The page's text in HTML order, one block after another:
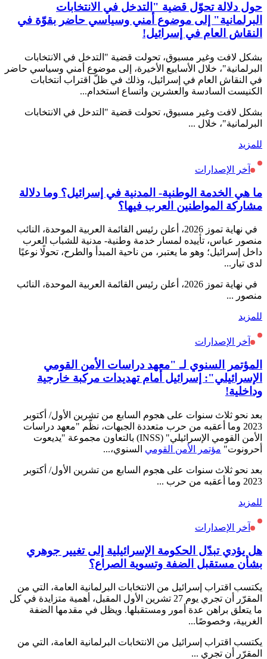
حول دلالة تحوّل قضية "التدخل في الانتخابات
البرلمانية" إلى موضوع أمني وسياسي حاضر بقوّة في
النقاش العام في إسرائيل!
بشكل لافت وغير مسبوق، تحولت قضية "التدخل في الانتخابات
البرلمانية"، خلال الأسابيع الأخيرة، إلى موضوع أمني وسياسي حاضر
في النقاش العام في إسرائيل، وذلك في ظلّ اقتراب انتخابات
الكنيست السادسة والعشرين واتساع استخدام...
بشكل لافت وغير مسبوق، تحولت قضية "التدخل في الانتخابات
البرلمانية"، خلال ...
للمزيد
آخر الإصدارات
ما هي الخدمة الوطنية- المدنية في إسرائيل؟ وما دلالة
مشاركة المواطنين العرب فيها؟
في نهاية تموز 2026، أعلن رئيس القائمة العربية الموحدة، النائب
منصور عباس، تأييده لمسار خدمة وطنية- مدنية للشباب العرب
داخل إسرائيل؛ وهو ما يعتبر، من ناحية المبدأ والطرح، تحولًا نوعيًا
لدى تيار...
في نهاية تموز 2026، أعلن رئيس القائمة العربية الموحدة، النائب
منصور ...
للمزيد
آخر الإصدارات
المؤتمر السنوي لـ "معهد دراسات الأمن القومي
الإسرائيلي": إسرائيل أمام تهديدات مركبة خارجية
وداخلية!
بعد نحو ثلاث سنوات على هجوم السابع من تشرين الأول/ أكتوبر
2023 وما أعقبه من حرب متعددة الجبهات، نظّم "معهد دراسات
الأمن القومي الإسرائيلي" (INSS) بالتعاون مجموعة "يديعوت
أحرونوت" مؤتمر الأمن القومي السنوي،...
بعد نحو ثلاث سنوات على هجوم السابع من تشرين الأول/ أكتوبر
2023 وما أعقبه من حرب ...
للمزيد
آخر الإصدارات
هل يؤدي تبدّل الحكومة الإسرائيلية إلى تغيير جوهري
بشأن مستقبل الضفة وتسوية الصراع؟
يكتسب اقتراب إسرائيل من الانتخابات البرلمانية العامة، التي من
المقرّر أن تجري يوم 27 تشرين الأول المقبل، أهمية متزايدة في كل
ما يتعلق براهن عدة أمور ومستقبلها. ويظل في مقدمها الضفة
الغربية، وخصوصًا...
يكتسب اقتراب إسرائيل من الانتخابات البرلمانية العامة، التي من
المقرّر أن تجري ...